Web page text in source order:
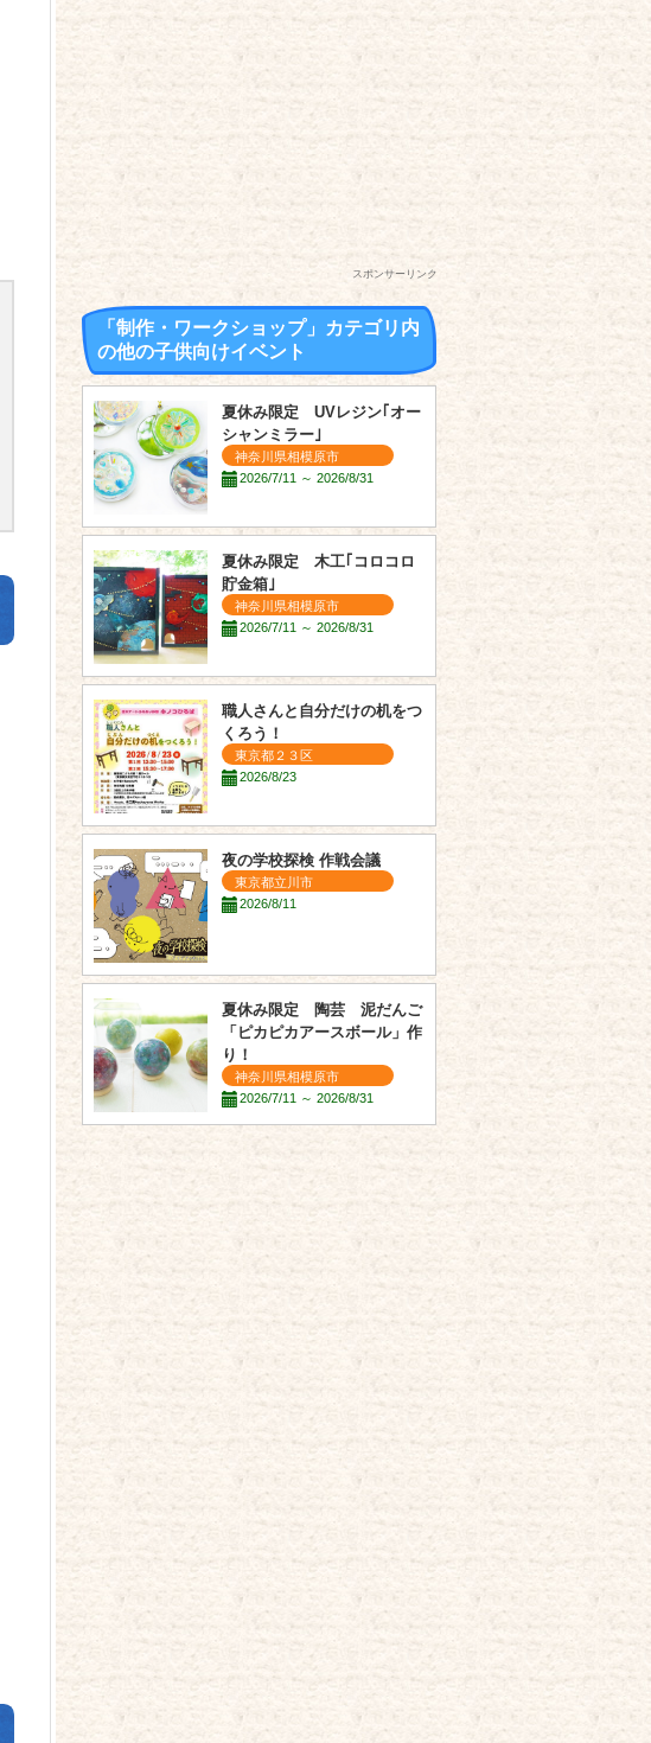
スポンサーリンク
「制作・ワークショップ」カテゴリ内
の他の子供向けイベント
夏休み限定 UVレジン｢オー
シャンミラー｣
神奈川県相模原市
2026/7/11 ～ 2026/8/31
夏休み限定 木工｢コロコロ
貯金箱｣
神奈川県相模原市
2026/7/11 ～ 2026/8/31
職人さんと自分だけの机をつ
くろう！
東京都２３区
2026/8/23
夜の学校探検 作戦会議
東京都立川市
2026/8/11
夏休み限定 陶芸 泥だんご
「ピカピカアースボール」作
り！
神奈川県相模原市
2026/7/11 ～ 2026/8/31